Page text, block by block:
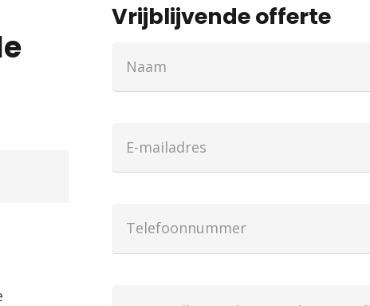
Vrijblijvende offerte
mailadres